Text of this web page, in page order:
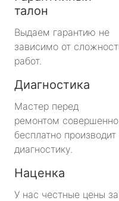
талон
Выдаем гарантию не
зависимо от
работ.
Диагностика
Мастер перед
ремонтом совершенно
бесплатно производит
диагностику.
Наценка
У нас честные цены за